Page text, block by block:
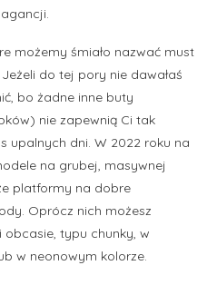
możemy śmiało nazwać must
do tej pory nie dawałaś
bo żadne inne buty
nie zapewnią Ci tak
upalnych dni. W 2022 roku na
na grubej, masywnej
platformy na dobre
Oprócz nich możesz
obcasie, typu chunky, w
w neonowym kolorze.